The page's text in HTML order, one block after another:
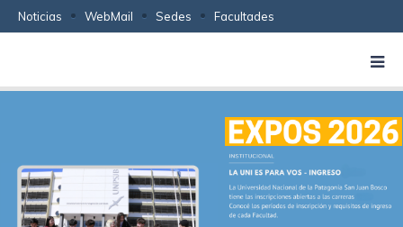
Noticias WebMail Sedes Facultades